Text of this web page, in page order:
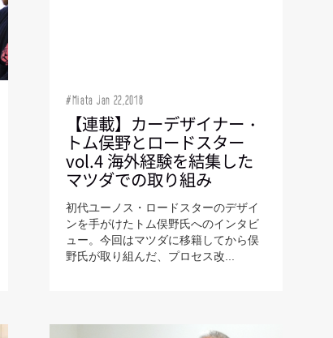
#Miata Jan 22,2018
【連載】カーデザイナー・
トム俣野とロードスター
vol.4 海外経験を結集した
マツダでの取り組み
初代ユーノス・ロードスターのデザイ
ンを手がけたトム俣野氏へのインタビ
ュー。今回はマツダに移籍してから俣
野氏が取り組んだ、プロセス改...